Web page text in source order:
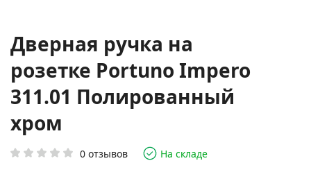
Дверная ручка на
розетке Portuno Impero
311.01 Полированный
хром
0 отзывов На складе